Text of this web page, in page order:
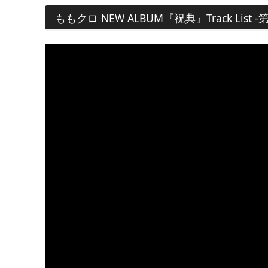
ももクロ NEW ALBUM『祝典』Track List -